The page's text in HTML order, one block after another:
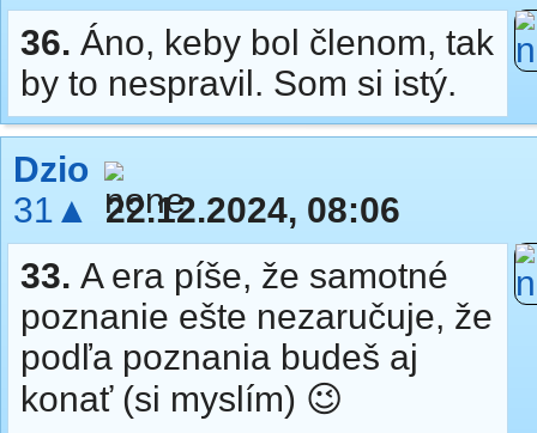
36. Áno, keby bol členom, tak
by to nespravil. Som si istý.
Dzio
31▲
22.12.2024, 08:06
33. A era píše, že samotné
poznanie ešte nezaručuje, že
podľa poznania budeš aj
konať (si myslím) 😉